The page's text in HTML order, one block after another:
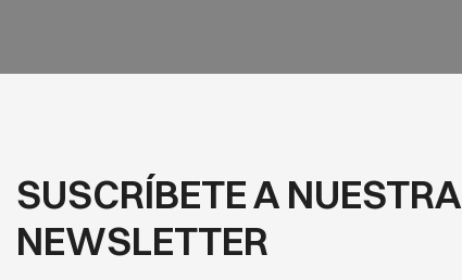
SUSCRÍBETE A NUESTRA
NEWSLETTER